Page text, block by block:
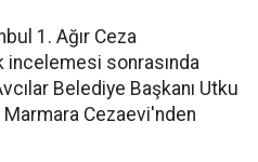
1. Ağır Ceza
sonrasında
Belediye Başkanı Utku
Cezaevi'nden